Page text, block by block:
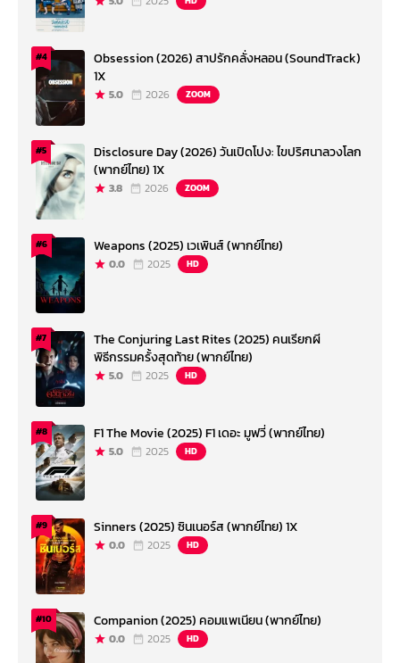
#4
Obsession (2026) สาปรักคลั่งหลอน (SoundTrack)
1X
5.0 2026 ZOOM
#5
Disclosure Day (2026) วันเปิดโปง: ไขปริศนาลวงโลก
(พากย์ไทย) 1X
3.8 2026 ZOOM
#6 Weapons (2025) เวเพินส์ (พากย์ไทย)
0.0 2025 HD
#7
The Conjuring Last Rites (2025) คนเรียกผี
พิธีกรรมครั้งสุดท้าย (พากย์ไทย)
5.0 2025 HD
#8 F1 The Movie (2025) F1 เดอะ มูฟวี่ (พากย์ไทย)
5.0 2025 HD
#9 Sinners (2025) ซินเนอร์ส (พากย์ไทย) 1X
0.0 2025 HD
#10 Companion (2025) คอมแพเนียน (พากย์ไทย)
0.0 2025 HD